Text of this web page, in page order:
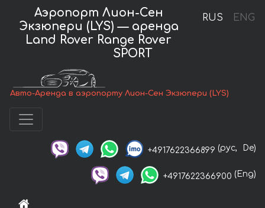
RUS ENG
Аэропорт Лион-Сен
Экзюпери (LYS) — аренда
Land Rover Range Rover
SPORT
Авто-Аренда в аэропорту Лион-Сен Экзюпери (LYS)
+4917622366899 (рус, De)
+4917622366900 (Eng)